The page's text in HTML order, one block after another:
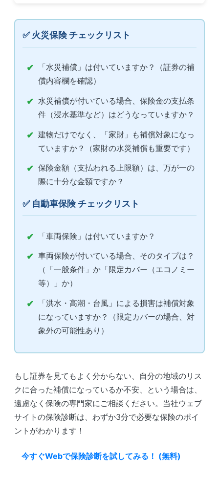
✅ 火災保険 チェックリスト
「水災補償」は付いていますか？（証券の補
償内容欄を確認）
水災補償が付いている場合、保険金の支払条
件（浸水基準など）はどうなっていますか？
建物だけでなく、「家財」も補償対象になっ
ていますか？（家財の水災補償も重要です）
保険金額（支払われる上限額）は、万が一の
際に十分な金額ですか？
✅ 自動車保険 チェックリスト
「車両保険」は付いていますか？
車両保険が付いている場合、そのタイプは？
（「一般条件」か「限定カバー（エコノミー
等）」か）
「洪水・高潮・台風」による損害は補償対象
になっていますか？（限定カバーの場合、対
象外の可能性あり）
もし証券を見てもよく分からない、自分の地域のリス
クに合った補償になっているか不安、という場合は、
遠慮なく保険の専門家にご相談ください。当社ウェブ
サイトの保険診断は、わずか3分で必要な保険のポイ
ントがわかります！
今すぐWebで保険診断を試してみる！ (無料)